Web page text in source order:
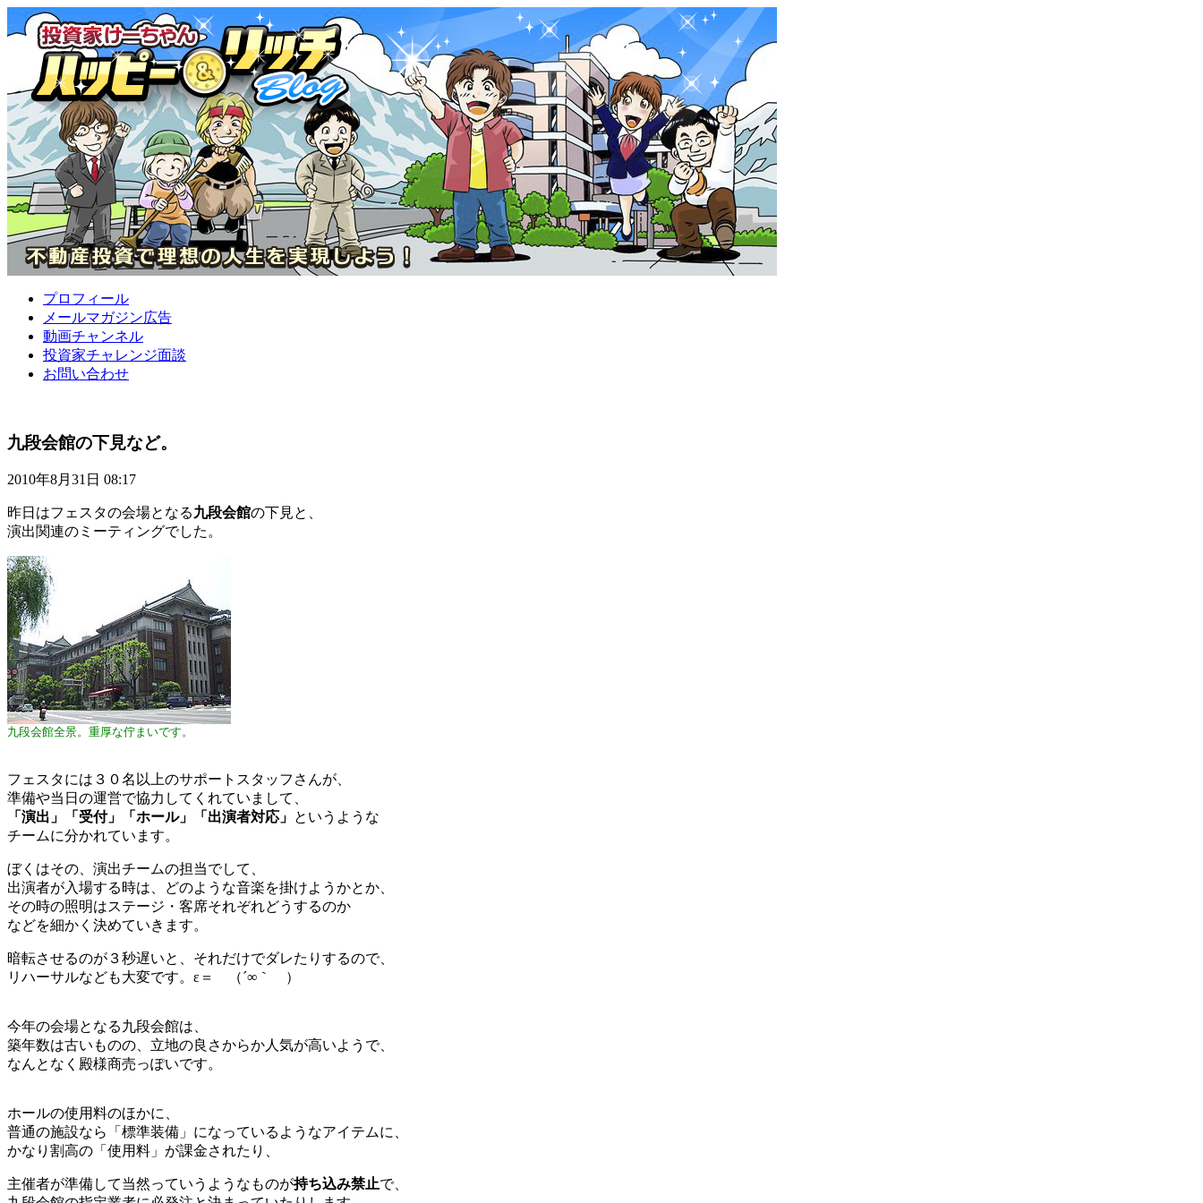
プロフィール
メールマガジン広告
動画チャンネル
投資家チャレンジ面談
お問い合わせ
九段会館の下見など。
2010年8月31日 08:17
昨日はフェスタの会場となる九段会館の下見と、
演出関連のミーティングでした。
九段会館全景。重厚な佇まいです。
フェスタには３０名以上のサポートスタッフさんが、
準備や当日の運営で協力してくれていまして、
「演出」「受付」「ホール」「出演者対応」 というような
チームに分かれています。
ぼくはその、演出チームの担当でして、
出演者が入場する時は、どのような音楽を掛けようかとか、
その時の照明はステージ・客席それぞれどうするのか
などを細かく決めていきます。
暗転させるのが３秒遅いと、それだけでダレたりするので、
リハーサルなども大変です。ε＝ （´∞｀ ）
今年の会場となる九段会館は、
築年数は古いものの、立地の良さからか人気が高いようで、
なんとなく殿様商売っぽいです。
ホールの使用料のほかに、
普通の施設なら「標準装備」になっているようなアイテムに、
かなり割高の「使用料」が課金されたり、
主催者が準備して当然っていうようなものが持ち込み禁止で、